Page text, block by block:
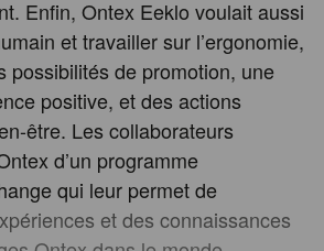
Enfin, Ontex Eeklo voulait aussi
et travailler sur l’ergonomie,
possibilités de promotion, une
positive, et des actions
être. Les collaborateurs
d’un programme
qui leur permet de
et des connaissances